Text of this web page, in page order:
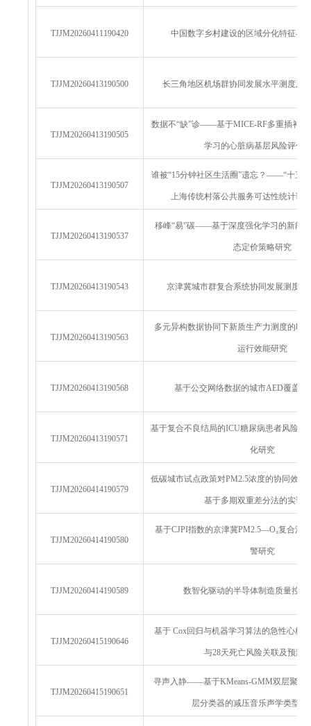
TJJM20260411190420 中国数字乡村建设的区域分化特征与
TJJM20260413190500 长三角地区机场群协同发展水平测度及
TJJM20260413190505
数据不“缺”诊——基于MICE‑RF多重插补与
学习的心脏病基层风险评估
TJJM20260413190507
谁被“15分钟社区生活圈”遗忘？——“十五
上海传统村落公共服务可达性统计诊
TJJM20260413190537
移峰“易”碳——基于深度强化学习的新能
态定价策略研究
TJJM20260413190543 京津冀城市群复合系统协同发展测度及
TJJM20260413190563
多元异构数据协同下新质生产力测度的联
运行效能研究
TJJM20260413190568 基于公交网络数据的城市AED覆盖建
TJJM20260413190571
基于复合不良结局的ICU糖尿病患者风险分
化研究
TJJM20260414190579
低碳城市试点政策对PM2.5浓度的协同效
基于多期双重差分法的实证
TJJM20260414190580
基于CJPI指数的京津冀PM2.5—O₃复合污
警研究
TJJM20260414190589 数智化驱动的半导体制造质量控制
TJJM20260415190646
基于 Cox回归与机器学习算法的急性心梗
与28天死亡风险关联及预测
TJJM20260415190651
寻声入静——基于KMeans-GMM双层聚类
层分类器的减压音乐声学类型识